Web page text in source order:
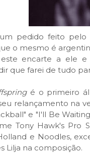
pedido feito
o mesmo é
encarte a ele
que farei de tudo
é o primeiro
relançamento na
e "I'll Be
Tony Hawk's Pro
e Noodles,
Lilja na composição.